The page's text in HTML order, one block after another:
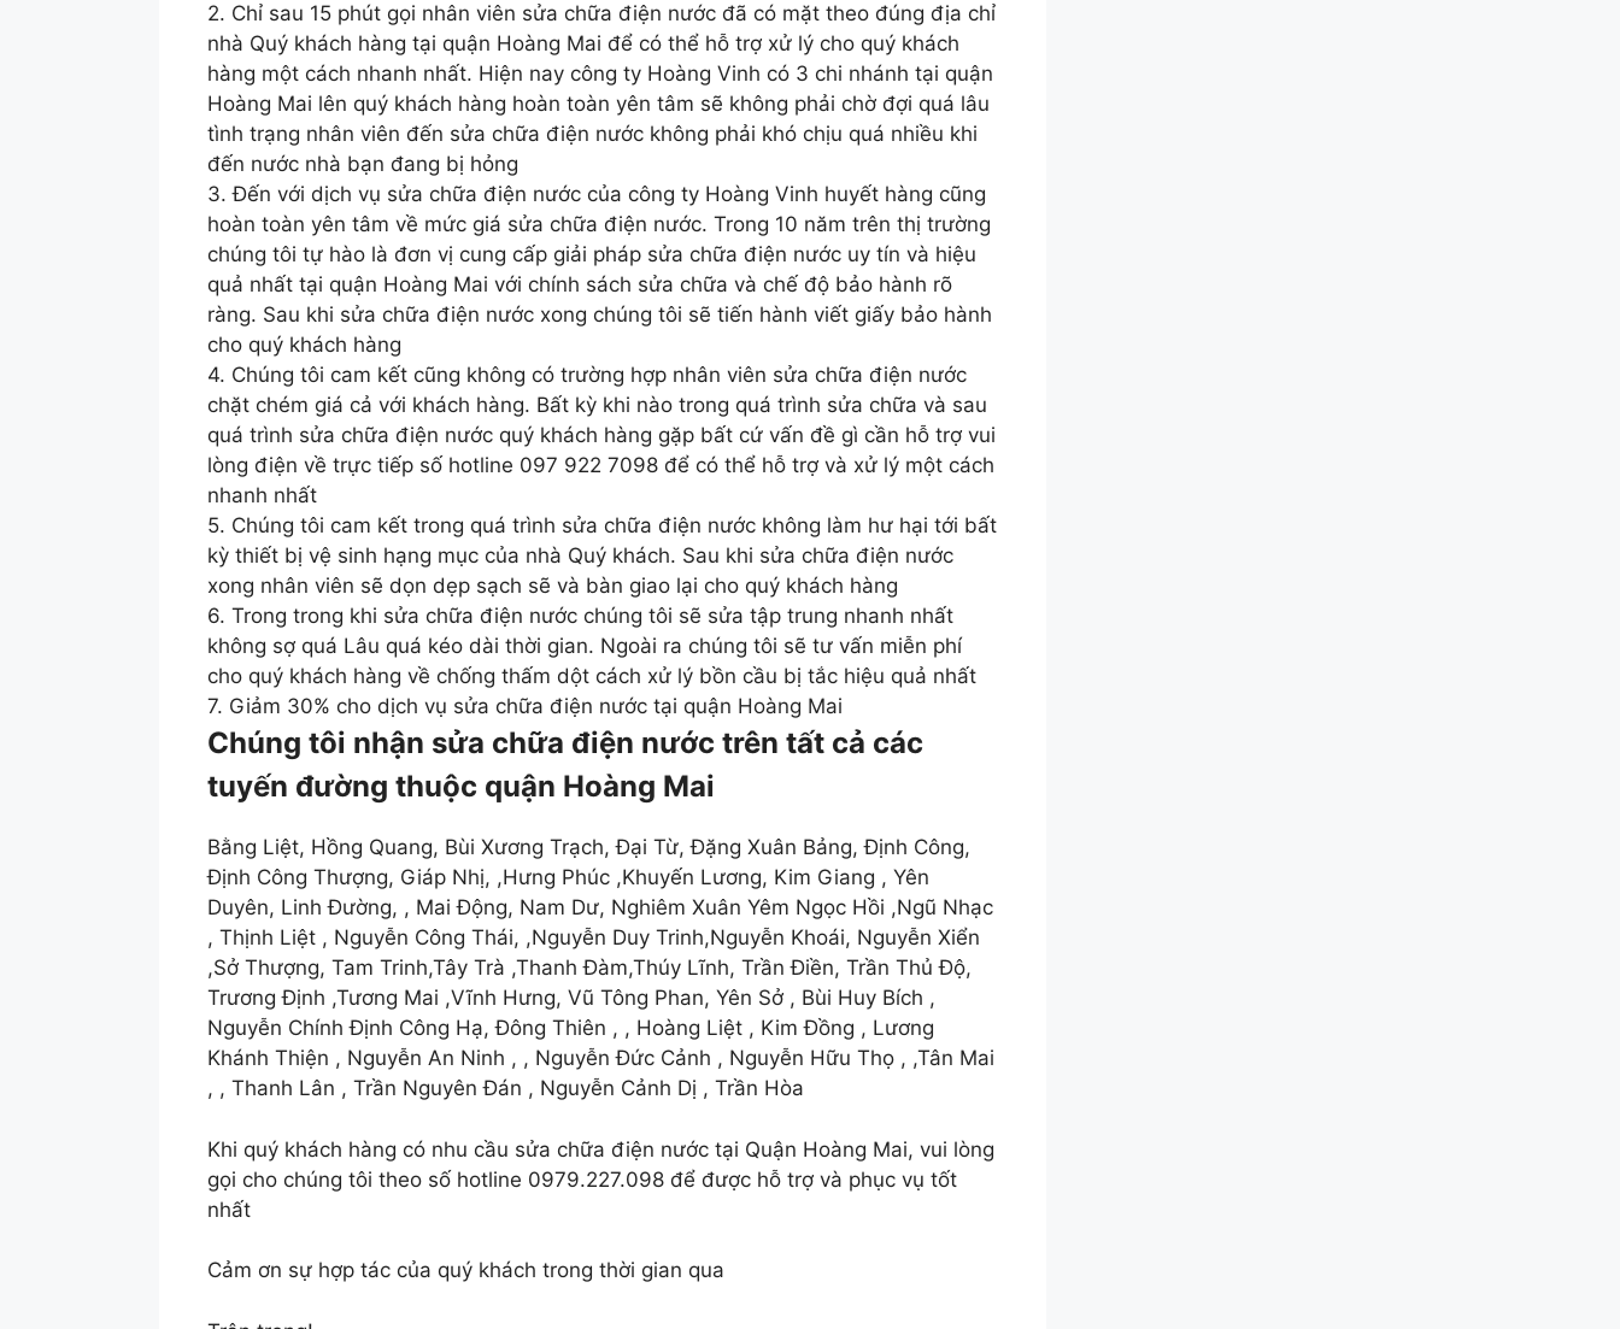
2. Chỉ sau 15 phút gọi nhân viên sửa chữa điện nước đã có mặt theo đúng địa chỉ
nhà Quý khách hàng tại quận Hoàng Mai để có thể hỗ trợ xử lý cho quý khách
hàng một cách nhanh nhất. Hiện nay công ty Hoàng Vinh có 3 chi nhánh tại quận
Hoàng Mai lên quý khách hàng hoàn toàn yên tâm sẽ không phải chờ đợi quá lâu
tình trạng nhân viên đến sửa chữa điện nước không phải khó chịu quá nhiều khi
đến nước nhà bạn đang bị hỏng
3. Đến với dịch vụ sửa chữa điện nước của công ty Hoàng Vinh huyết hàng cũng
hoàn toàn yên tâm về mức giá sửa chữa điện nước. Trong 10 năm trên thị trường
chúng tôi tự hào là đơn vị cung cấp giải pháp sửa chữa điện nước uy tín và hiệu
quả nhất tại quận Hoàng Mai với chính sách sửa chữa và chế độ bảo hành rõ
ràng. Sau khi sửa chữa điện nước xong chúng tôi sẽ tiến hành viết giấy bảo hành
cho quý khách hàng
4. Chúng tôi cam kết cũng không có trường hợp nhân viên sửa chữa điện nước
chặt chém giá cả với khách hàng. Bất kỳ khi nào trong quá trình sửa chữa và sau
quá trình sửa chữa điện nước quý khách hàng gặp bất cứ vấn đề gì cần hỗ trợ vui
lòng điện về trực tiếp số hotline 097 922 7098 để có thể hỗ trợ và xử lý một cách
nhanh nhất
5. Chúng tôi cam kết trong quá trình sửa chữa điện nước không làm hư hại tới bất
kỳ thiết bị vệ sinh hạng mục của nhà Quý khách. Sau khi sửa chữa điện nước
xong nhân viên sẽ dọn dẹp sạch sẽ và bàn giao lại cho quý khách hàng
6. Trong trong khi sửa chữa điện nước chúng tôi sẽ sửa tập trung nhanh nhất
không sợ quá Lâu quá kéo dài thời gian. Ngoài ra chúng tôi sẽ tư vấn miễn phí
cho quý khách hàng về chống thấm dột cách xử lý bồn cầu bị tắc hiệu quả nhất
7. Giảm 30% cho dịch vụ sửa chữa điện nước tại quận Hoàng Mai
Chúng tôi nhận sửa chữa điện nước trên tất cả các
tuyến đường thuộc quận Hoàng Mai
Bằng Liệt, Hồng Quang, Bùi Xương Trạch, Đại Từ, Đặng Xuân Bảng, Định Công,
Định Công Thượng, Giáp Nhị, ,Hưng Phúc ,Khuyến Lương, Kim Giang , Yên
Duyên, Linh Đường, , Mai Động, Nam Dư, Nghiêm Xuân Yêm Ngọc Hồi ,Ngũ Nhạc
, Thịnh Liệt , Nguyễn Công Thái, ,Nguyễn Duy Trinh,Nguyễn Khoái, Nguyễn Xiển
,Sở Thượng, Tam Trinh,Tây Trà ,Thanh Đàm,Thúy Lĩnh, Trần Điền, Trần Thủ Độ,
Trương Định ,Tương Mai ,Vĩnh Hưng, Vũ Tông Phan, Yên Sở , Bùi Huy Bích ,
Nguyễn Chính Định Công Hạ, Đông Thiên , , Hoàng Liệt , Kim Đồng , Lương
Khánh Thiện , Nguyễn An Ninh , , Nguyễn Đức Cảnh , Nguyễn Hữu Thọ , ,Tân Mai
, , Thanh Lân , Trần Nguyên Đán , Nguyễn Cảnh Dị , Trần Hòa
Khi quý khách hàng có nhu cầu sửa chữa điện nước tại Quận Hoàng Mai, vui lòng
gọi cho chúng tôi theo số hotline 0979.227.098 để được hỗ trợ và phục vụ tốt
nhất
Cảm ơn sự hợp tác của quý khách trong thời gian qua